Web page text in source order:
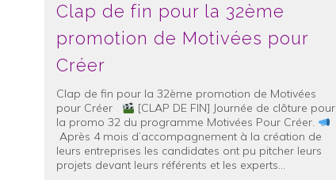
Clap de fin pour la 32ème
promotion de Motivées pour
Créer
Clap de fin pour la 32ème promotion de Motivées
pour Créer
[CLAP DE FIN] Journée de clôture pour
la promo 32 du programme Motivées Pour Créer.
Après 4 mois d’accompagnement à la création de
leurs entreprises les candidates ont pu pitcher leurs
projets devant leurs référents et les experts...